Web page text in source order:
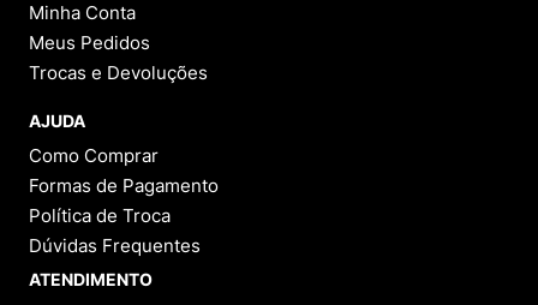
Minha Conta
Meus Pedidos
Trocas e Devoluções
AJUDA
Como Comprar
Formas de Pagamento
Política de Troca
Dúvidas Frequentes
ATENDIMENTO